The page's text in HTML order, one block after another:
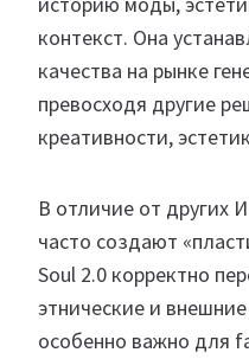
контекст. Она
качества на рынке
превосходя другие
креативности,
В отличие от других
часто создают
Soul 2.0 корректно
этнические и
особенно важно для